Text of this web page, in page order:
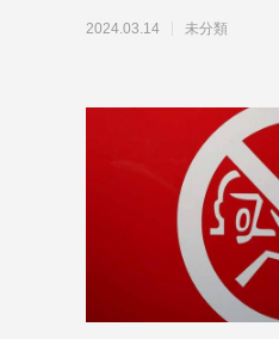
から購入するよりも
2024.03.14 未分類